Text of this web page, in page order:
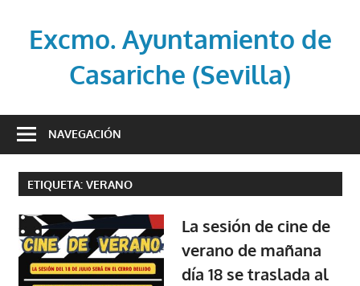
contenidoExcmo. Ayuntamiento de
Casariche (Sevilla)
oficial
Ayuntamiento
de
Casariche
(Sevilla)
NAVEGACIÓN
ETIQUETA: VERANO
La sesión de cine de
verano de mañana
día 18 se traslada al